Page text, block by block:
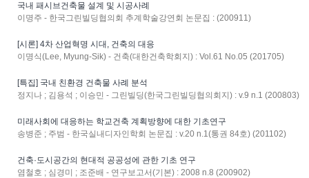
국내 패시브건축물 설계 및 시공사례
이명주 - 한국그린빌딩협의회 추계학술강연회 논문집 : (200911)
[시론] 4차 산업혁명 시대, 건축의 대응
이명식(Lee, Myung-Sik) - 건축(대한건축학회지) : Vol.61 No.05 (201705)
[특집] 국내 친환경 건축물 사례 분석
정지나 ; 김용석 ; 이승민 - 그린빌딩(한국그린빌딩협의회지) : v.9 n.1 (200803)
미래사회에 대응하는 학교건축 계획방향에 대한 기초연구
송병준 ; 주범 - 한국실내디자인학회 논문집 : v.20 n.1(통권 84호) (201102)
건축·도시공간의 현대적 공공성에 관한 기초 연구
염철호 ; 심경미 ; 조준배 - 연구보고서(기본) : 2008 n.8 (200902)